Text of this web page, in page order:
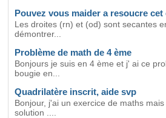
Pouvez vous maider a resoucre
Les droites (rn) et (od) sont secantes
démontrer...
Problème de math de 4 ème
Bonjours je suis en 4 ème et j' ai ce
bougie en...
Quadrilatère inscrit, aide svp
Bonjour, j'ai un exercice de maths
solution ....